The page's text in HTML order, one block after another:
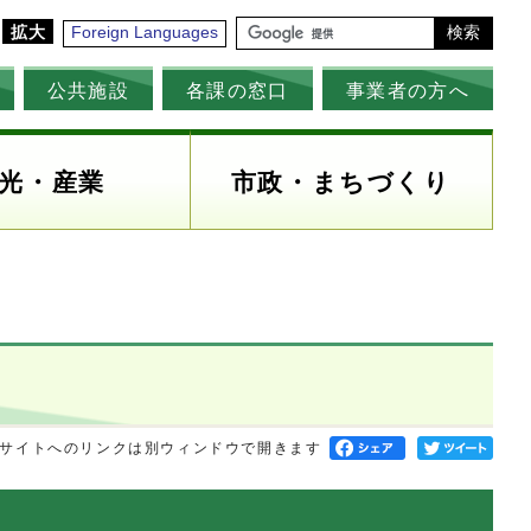
拡大 Foreign Languages 検索
公共施設 各課の窓口 事業者の方へ
・産業 市政・まちづくり
イトへのリンクは別ウィンドウで開きます